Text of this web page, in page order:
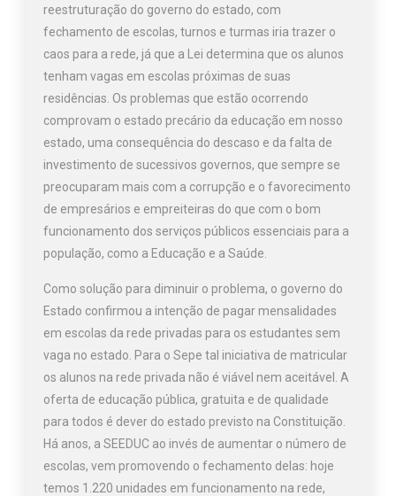
reestruturação do governo do estado, com
fechamento de escolas, turnos e turmas iria trazer o
caos para a rede, já que a Lei determina que os alunos
tenham vagas em escolas próximas de suas
residências. Os problemas que estão ocorrendo
comprovam o estado precário da educação em nosso
estado, uma consequência do descaso e da falta de
investimento de sucessivos governos, que sempre se
preocuparam mais com a corrupção e o favorecimento
de empresários e empreiteiras do que com o bom
funcionamento dos serviços públicos essenciais para a
população, como a Educação e a Saúde.
Como solução para diminuir o problema, o governo do
Estado confirmou a intenção de pagar mensalidades
em escolas da rede privadas para os estudantes sem
vaga no estado. Para o Sepe tal iniciativa de matricular
os alunos na rede privada não é viável nem aceitável. A
oferta de educação pública, gratuita e de qualidade
para todos é dever do estado previsto na Constituição.
Há anos, a SEEDUC ao invés de aumentar o número de
escolas, vem promovendo o fechamento delas: hoje
temos 1.220 unidades em funcionamento na rede,